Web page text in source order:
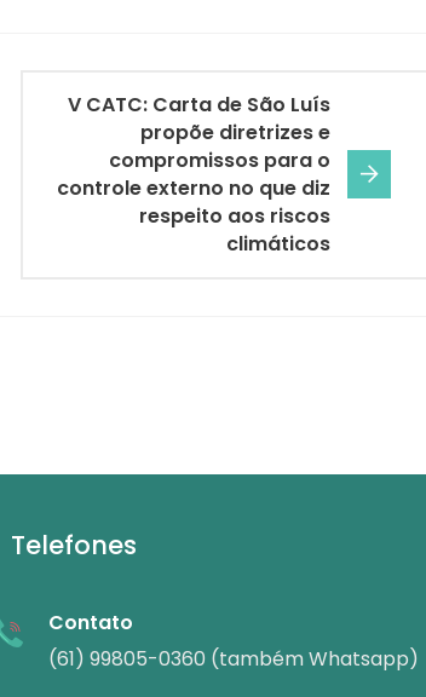
V CATC: Carta de São Luís
propõe diretrizes e
compromissos para o
controle externo no que diz
respeito aos riscos
climáticos
Telefones
Contato
(61) 99805-0360 (também Whatsapp)